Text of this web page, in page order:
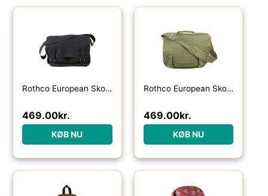
Rothco European Skoletaske Sort – One Size
469.00kr.
KØB NU
Rothco European Skoletaske Oliven – One Size
469.00kr.
KØB NU